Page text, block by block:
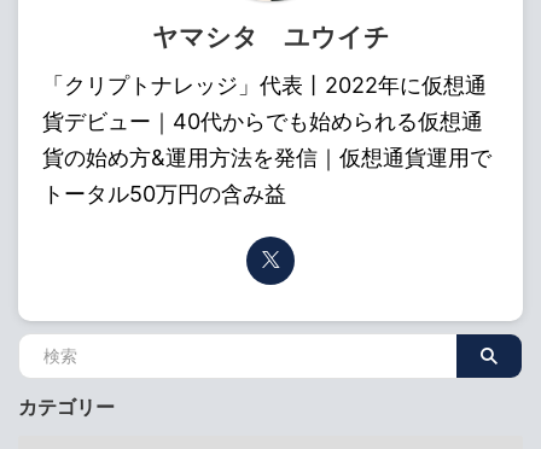
ヤマシタ ユウイチ
「クリプトナレッジ」代表丨2022年に仮想通
貨デビュー｜40代からでも始められる仮想通
貨の始め方&運用方法を発信｜仮想通貨運用で
トータル50万円の含み益
カテゴリー